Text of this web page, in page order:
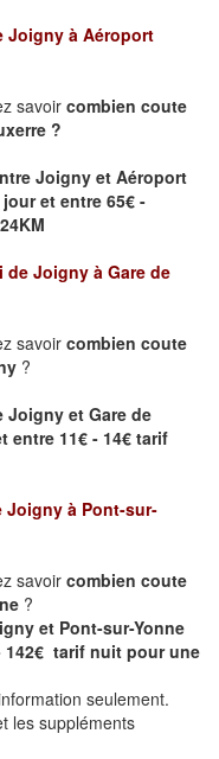
Joigny à Aéroport
savoir combien coute
?
Joigny et Aéroport
et entre 65€ -
de Joigny à Gare de
savoir combien coute
?
Joigny et Gare de
entre 11€ - 14€ tarif
Joigny à Pont-sur-
savoir combien coute
?
et Pont-sur-Yonne
142€ tarif nuit pour une
seulement.
les suppléments